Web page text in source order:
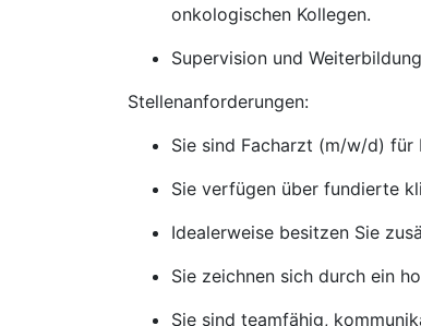
onkologischen Kollegen.
Supervision und
Stellenanforderungen:
Sie sind Facharzt (m/w/d) für
Sie verfügen über fundierte
Idealerweise besitzen Sie
Sie zeichnen sich durch ein
Sie sind teamfähig,